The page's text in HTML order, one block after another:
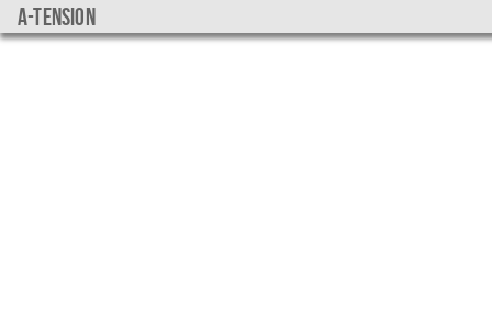
a-tension